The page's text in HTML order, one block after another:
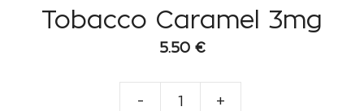
Tobacco Caramel 3mg
5.50 €
- +